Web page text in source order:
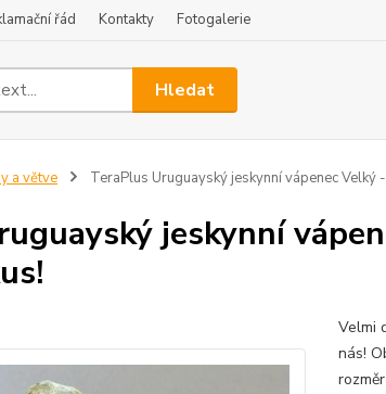
řád Kontakty Fotogalerie
Hledat
a větve TeraPlus Uruguayský jeskynní vápenec Velký
jeskynní
Velmi
nás!